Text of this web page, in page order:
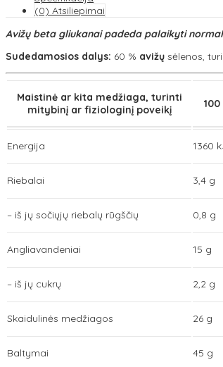
(0) Atsiliepimai
Avižų beta gliukanai padeda palaikyti
Sudedamosios dalys: 60 % avižų sėlenos,
Maistinė ar kita medžiaga, turinti
mitybinį ar fiziologinį poveikį
Energija 1360
Riebalai 3,4 g
– iš jų sočiųjų riebalų rūgščių 0,8 g
Angliavandeniai 15 g
– iš jų cukrų 2,2 g
Skaidulinės medžiagos 26 g
Baltymai 45 g